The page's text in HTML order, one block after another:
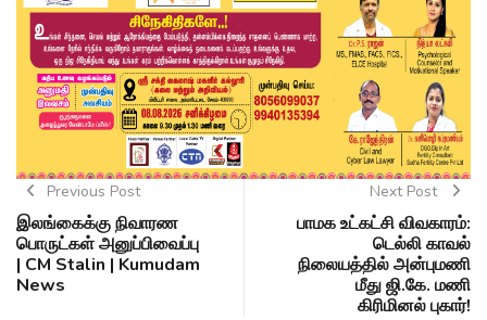
Previous Post
இலங்கைக்கு நிவாரண
பொருட்கள் அனுப்பிவைப்பு
| CM Stalin | Kumudam
News
Next Post
பாமக உட்கட்சி விவகாரம்:
டெல்லி காவல்
நிலையத்தில் அன்புமணி
மீது ஜி.கே. மணி
கிரிமினல் புகார்!